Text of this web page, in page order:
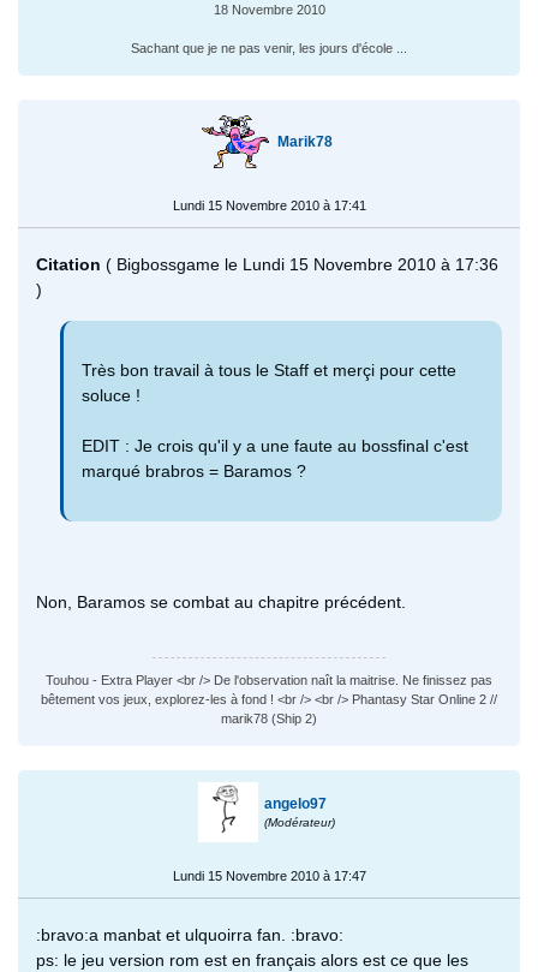
18 Novembre 2010
Sachant que je ne pas venir, les jours d'école ...
Marik78
Lundi 15 Novembre 2010 à 17:41
Citation ( Bigbossgame le Lundi 15 Novembre 2010 à 17:36
)
Très bon travail à tous le Staff et merçi pour cette
soluce !
EDIT : Je crois qu'il y a une faute au bossfinal c'est
marqué brabros = Baramos ?
Non, Baramos se combat au chapitre précédent.
Touhou - Extra Player <br /> De l'observation naît la maitrise. Ne finissez pas
bêtement vos jeux, explorez-les à fond ! <br /> <br /> Phantasy Star Online 2 //
marik78 (Ship 2)
angelo97
(Modérateur)
Lundi 15 Novembre 2010 à 17:47
:bravo:a manbat et ulquoirra fan. :bravo:
ps: le jeu version rom est en français alors est ce que les